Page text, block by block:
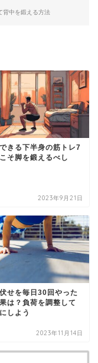
背中を鍛える方法
きる下半身の筋トレ7
そ脚を鍛えるべし
2023年9月21日
せを毎日30回やった
は？負荷を調整して
しよう
2023年11月14日